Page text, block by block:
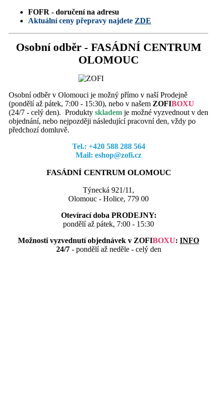
FOFR - doručení na adresu
Aktuální ceny přepravy najdete ZDE
Osobní odběr - FASÁDNÍ CENTRUM
OLOMOUC
Osobní odběr v Olomouci je možný přímo v naší Prodejně
(pondělí až pátek, 7:00 - 15:30), nebo v našem ZOFIBOXU
(24/7 - celý den). Produkty skladem je možné vyzvednout v den
objednání, nebo nejpozději následující pracovní den, vždy po
předchozí domluvě.
Tel.: +420 588 288 564
Mail: eshop@zofi.cz
FASÁDNÍ CENTRUM OLOMOUC
Týnecká 921/11,
Olomouc - Holice, 779 00
Otevírací doba PRODEJNY:
pondělí až pátek, 7:00 - 15:30
Možnosti vyzvednutí objednávek v ZOFIBOXU: INFO
24/7 - pondělí až neděle - celý den